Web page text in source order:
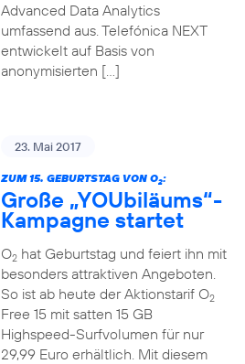
Advanced Data Analytics
umfassend aus. Telefónica NEXT
entwickelt auf Basis von
anonymisierten […]
23. Mai 2017
ZUM 15. GEBURTSTAG VON O2:
Große „YOUbiläums“-
Kampagne startet
O2hat Geburtstag und feiert ihn mit
besonders attraktiven Angeboten.
So ist ab heute der Aktionstarif O2
Free 15 mit satten 15 GB
Highspeed-Surfvolumen für nur
29,99 Euro erhältlich. Mit diesem